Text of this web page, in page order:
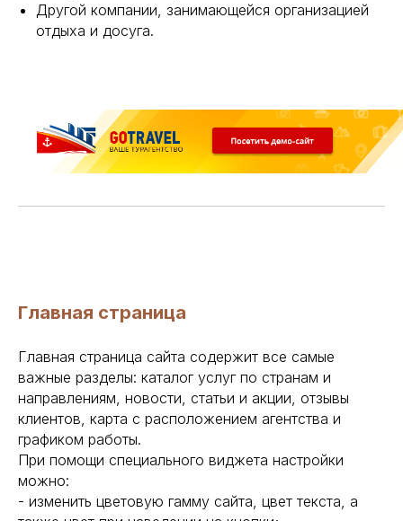
Другой компании, занимающейся организацией
отдыха и досуга.
Главная страница
Главная страница сайта содержит все самые
важные разделы: каталог услуг по странам и
направлениям, новости, статьи и акции, отзывы
клиентов, карта с расположением агентства и
графиком работы.
При помощи специального виджета настройки
можно:
- изменить цветовую гамму сайта, цвет текста, а